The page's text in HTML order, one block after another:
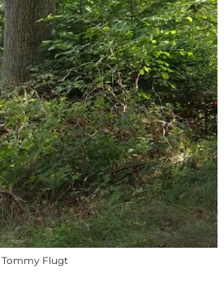
Tommy Flugt